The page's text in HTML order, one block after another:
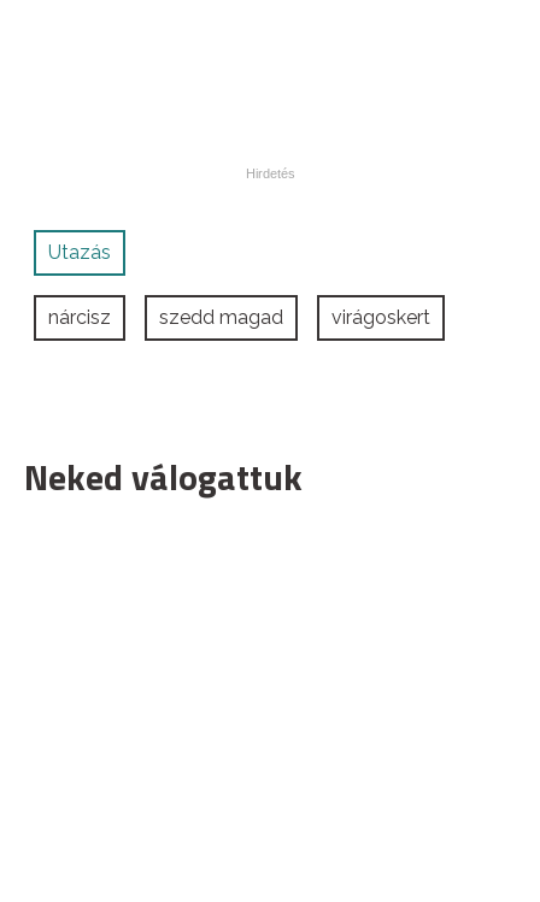
Utazás
nárcisz szedd magad virágoskert
Neked válogattuk